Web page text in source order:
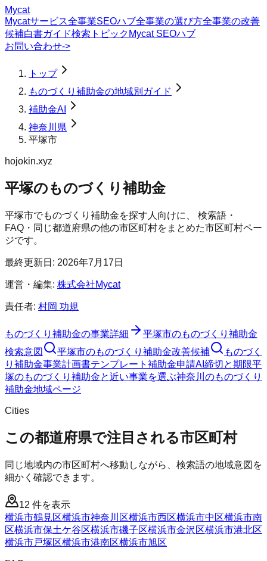
Mycat
Mycatサービス全事業SEOハブ全事業の選び方全事業の改善
候補白書ガイド検索トピック Mycat SEOハブ
お問い合わせ->
トップ
ものづくり補助金の地域別ガイド
補助金AI
神奈川県
平塚市
hojokin.xyz
平塚のものづくり補助金
平塚市でものづくり補助金を探す人向けに、 検索語・
FAQ・同じ都道府県の他の市区町村をまとめた市区町村ペー
ジです。
最終更新日: 2026年7月17日
運営・編集: 株式会社Mycat
責任者: 村岡 功規
ものづくり補助金の事業詳細 平塚市のものづくり補助金
検索意図
平塚市のものづくり補助金改善候補
ものづく
り補助金事業計画書テンプレート 補助金申請AI 締切と期限平
塚のものづくり補助金と近い事業を選ぶ神奈川 のものづくり
補助金地域ページ
Cities
この都道府県で注目される市区町村
同じ地域内の市区町村へ移動しながら、検索語の地域意図を
細かく確認できます。
12 件を表示
横浜市鶴見区横浜市神奈川区横浜市西区横浜市中区横浜市南
区横浜市保土ケ谷区横浜市磯子区横浜市金沢区横浜市港北区
横浜市戸塚区横浜市港南区横浜市旭区